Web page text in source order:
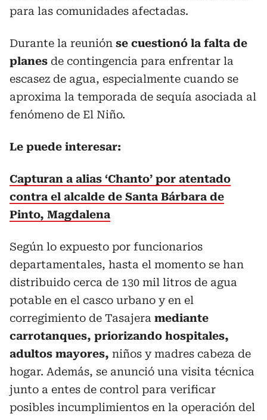
para las comunidades afectadas.
Durante la reunión se cuestionó la falta de
planes de contingencia para enfrentar la
escasez de agua, especialmente cuando se
aproxima la temporada de sequía asociada al
fenómeno de El Niño.
Le puede interesar:
Capturan a alias ‘Chanto’ por atentado
contra el alcalde de Santa Bárbara de
Pinto, Magdalena
Según lo expuesto por funcionarios
departamentales, hasta el momento se han
distribuido cerca de 130 mil litros de agua
potable en el casco urbano y en el
corregimiento de Tasajera mediante
carrotanques, priorizando hospitales,
adultos mayores, niños y madres cabeza de
hogar. Además, se anunció una visita técnica
junto a entes de control para verificar
posibles incumplimientos en la operación del